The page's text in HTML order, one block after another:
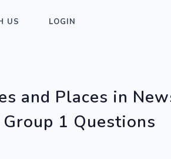
US LOGIN
and Places in
1 Questions